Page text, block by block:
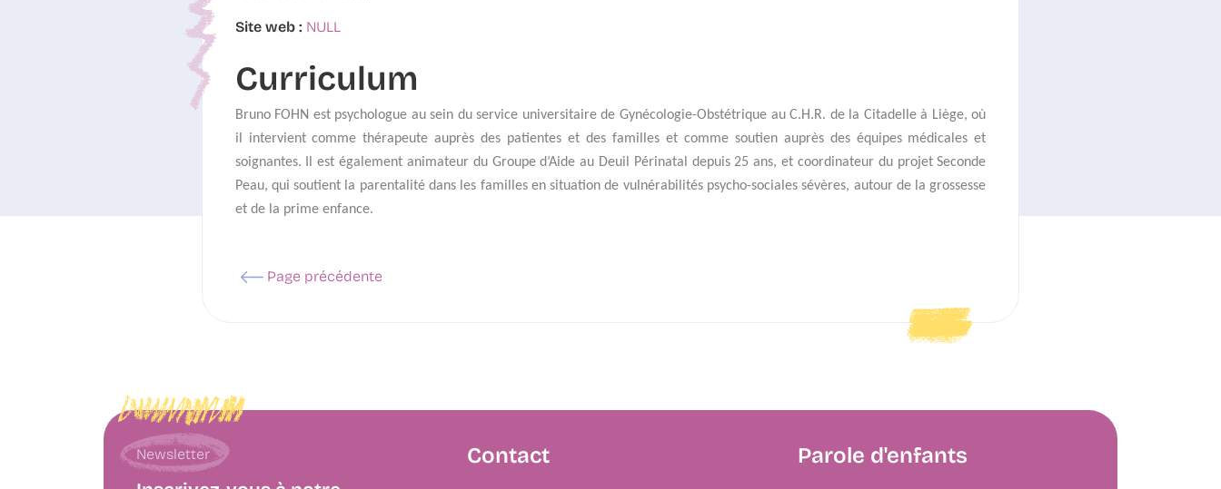
Site web : NULL
Curriculum
Bruno FOHN est psychologue au sein du service universitaire de Gynécologie-Obstétrique au C.H.R. de la Citadelle à Liège, où
il intervient comme thérapeute auprès des patientes et des familles et comme soutien auprès des équipes médicales et
soignantes. Il est également animateur du Groupe d’Aide au Deuil Périnatal depuis 25 ans, et coordinateur du projet Seconde
Peau, qui soutient la parentalité dans les familles en situation de vulnérabilités psycho-sociales sévères, autour de la grossesse
et de la prime enfance.
Page précédente
Newsletter Contact Parole d'enfants